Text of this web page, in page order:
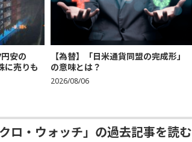
安の
売りも
【為替】「日米通貨同盟の完成形」
の意味とは？
2026/08/06
ロ・ウォッチ」の過去記事を読む